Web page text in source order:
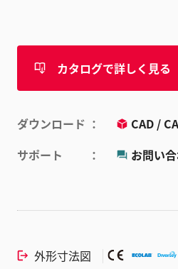
カタログで詳しく見る
ダウンロード CAD /
サポート
お問い
外形寸法図